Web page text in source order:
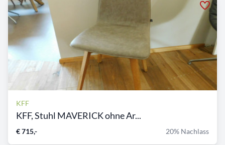
KFF
KFF, Stuhl MAVERICK ohne Ar...
€ 715,- 20% Nachlass